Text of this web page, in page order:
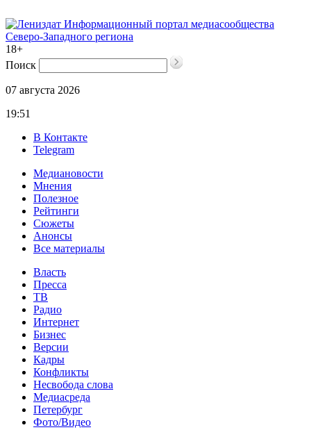
Информационный портал медиасообщества
Северо-Западного региона
18+
Поиск
07 августа 2026
19:51
В Контакте
Telegram
Медиановости
Мнения
Полезное
Рейтинги
Сюжеты
Анонсы
Все материалы
Власть
Пресса
ТВ
Радио
Интернет
Бизнес
Версии
Кадры
Конфликты
Несвобода слова
Медиасреда
Петербург
Фото/Видео